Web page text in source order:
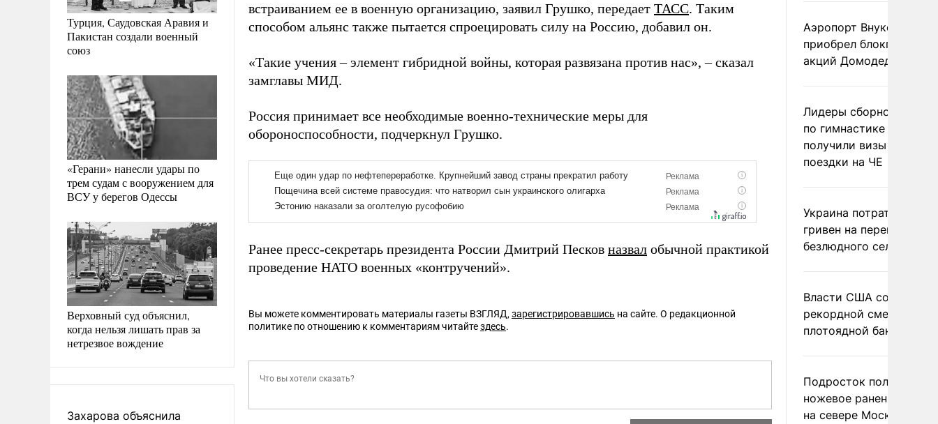
Турция, Саудовская Аравия и
Пакистан создали военный
союз
«Герани» нанесли удары по
трем судам с вооружением для
ВСУ у берегов Одессы
Верховный суд объяснил,
когда нельзя лишать прав за
нетрезвое вождение
Захарова объяснила
встраиванием ее в военную организацию, заявил Грушко, передает ТАСС. Таким
способом альянс также пытается спроецировать силу на Россию, добавил он.
«Такие учения – элемент гибридной войны, которая развязана против нас», – сказал
замглавы МИД.
Россия принимает все необходимые военно-технические меры для
обороноспособности, подчеркнул Грушко.
Ранее пресс-секретарь президента России Дмитрий Песков назвал обычной практикой
проведение НАТО военных «контручений».
Вы можете комментировать материалы газеты ВЗГЛЯД, зарегистрировавшись на сайте. О редакционной
политике по отношению к комментариям читайтездесь.
Аэропорт Внуково
приобрел блокпакет
акций Домодедово
Лидеры сборной
по гимнастике не
получили визы для
поездки на ЧЕ
Украина потратила 1
гривен на
безлюдного села
Власти США сообщили
рекордной смертности
плотоядной бактерии
Подросток получил
ножевое ранение в
на севере Москвы